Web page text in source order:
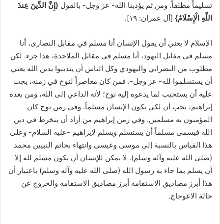
تسليماً مطلقاً. ومن ثم يؤدبنا الله- عز وجل- بالقول {إِنَّ الدِّينَ عِندَ
اللَّهِ الْإِسْلَامُ} [آل عمران: ١٩].
الإسلام لا يعني أن يقول الإنسان أنا مسلم في مقابل النصارى، أنا
مسلم في مقابل اليهود، أنا مسلم في مقابل الملاحدة، هذا جزء. لكن
مطلوب من النصراني واليهودي وكل الناس أن يتدينوا بدين الله يعني
أن يستسلموا لله- عز وجل-. فمن كان معاصراً لنوح في زمنه، يجب
عليه أن يستجيب لما يدعوه إليه نوح؛ لأنه الداعي إلى الله، ومن بعده
إبراهيم، يجب أن لكي يكون الإنسان مسلماً. وفي زمن نوح كان
المؤمنون به مسلمين. وفي زمن إبراهيم من أراد أن ينخرط في دين
الله فيسمى مسلماً أن يستسلم ويسلم لإبراهيم -عليه السلام- وعلى
هذا القياس بالنسبة إلى موسى وعيسى وانتهاء بخاتم النبيين محمد
(صلى الله عليه وآله وسلم). لا يمكن للإنسان أن يكون مسلم لله إلا
أن يسلم بما جاء به رسول الله (صلى الله عليه وآله وسلم) باعتبار أن
هذا أبرز مصاديق الاستقامة أبرز مصاديق الاستقامة والخروج عن
حالة الاعوجاج.